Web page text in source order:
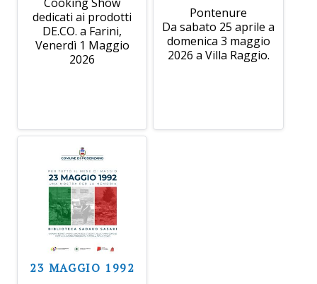
dedicati ai prodotti
DE.CO. a Farini,
Venerdì 1 Maggio
2026
Pontenure
Da sabato 25 aprile a
domenica 3 maggio
2026 a Villa Raggio.
23 MAGGIO 1992